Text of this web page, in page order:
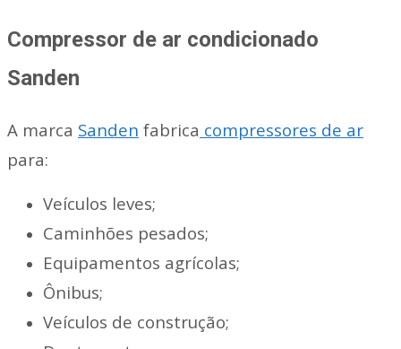
Compressor de ar condicionado
Sanden
A marca Sanden fabrica compressores de ar
para:
Veículos leves;
Caminhões pesados;
Equipamentos agrícolas;
Ônibus;
Veículos de construção;